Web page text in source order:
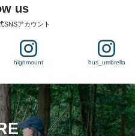
us
SNSアカウント
highmount hus_umbrella